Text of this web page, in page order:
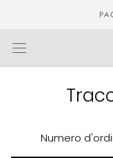
contenuto
Numero